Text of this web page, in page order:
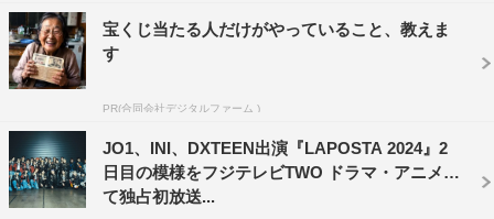
ファンとじゃんけんやハートポーズなどをして会場中をと
りこにした。センターステージに集まり、「 Dreaming
Night」で眠りにつくかわいいポーズで終わったと思え
Rose」でクールでセクシーな表情とダンスで魅せ
た。
宝くじ当たる人だけがやっていること、教えま
す
PR(合同会社デジタルファーム )
JO1、INI、DXTEEN出演『LAPOSTA 2024』2
日目の模様をフジテレビTWO ドラマ・アニメに
て独占初放送...